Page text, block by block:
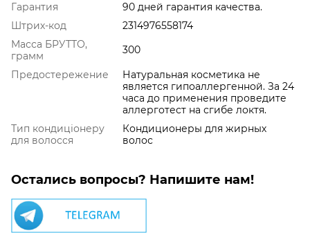
Гарантия
90 дней гарантия качества.
Штрих-код
2314976558174
Масса БРУТТО,
грамм
300
Предостережение
Натуральная косметика не
является гипоаллергенной. За 24
часа до применения проведите
аллерготест на сгибе локтя.
Тип кондиціонеру
для волосся
Кондиционеры для жирных
волос
Остались вопросы? Напишите нам!